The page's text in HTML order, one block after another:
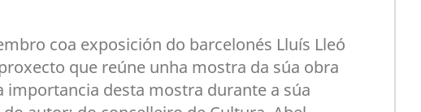
coa exposición do barcelonés Lluís Lleó
que reúne unha mostra da súa obra
importancia desta mostra durante a súa